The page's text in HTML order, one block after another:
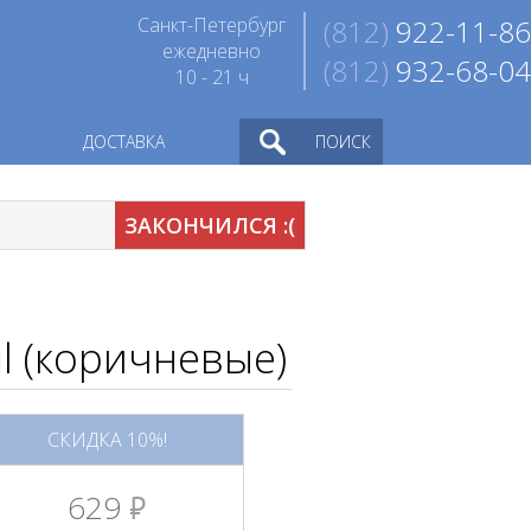
(812) 922-11-86
(812) 932-68-04
Санкт-Петербург
ежедневно
10 - 21 ч
ДОСТАВКА ПОИСК
ЗАКОНЧИЛСЯ :(
(коричневые)
СКИДКА 10%!
629 руб.